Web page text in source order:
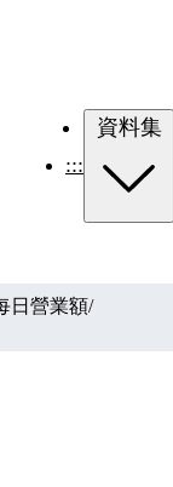
:::
資料集
日營業額/